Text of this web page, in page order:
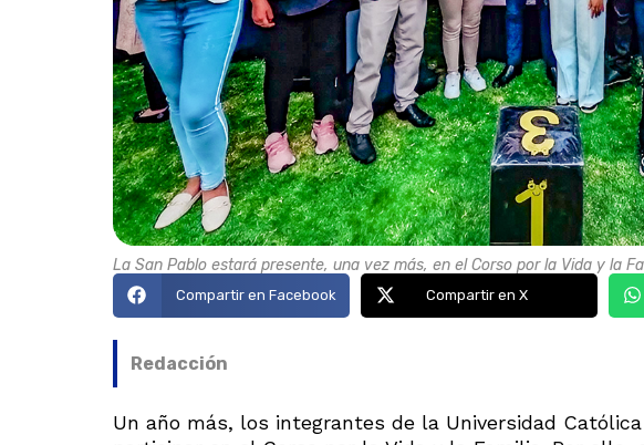
La San Pablo estará presente, una vez más, en el Corso por la Vida y la
Compartir en Facebook Compartir en X
Redacción
Un año más, los integrantes de la Universidad